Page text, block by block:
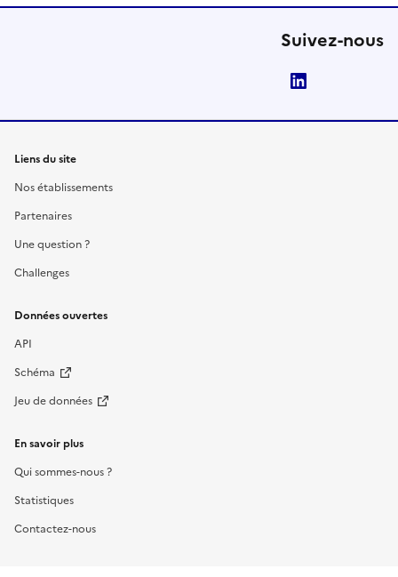
Suivez-nous
Liens du site
Nos établissements
Partenaires
Une question ?
Challenges
Données ouvertes
API
Schéma
Jeu de données
En savoir plus
Qui sommes-nous ?
Statistiques
Contactez-nous